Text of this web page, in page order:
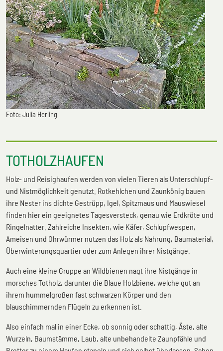
Foto: Julia Herling
TOTHOLZHAUFEN
Holz- und Reisighaufen werden von vielen Tieren als Unterschlupf-
und Nistmöglichkeit genutzt. Rotkehlchen und Zaunkönig bauen
ihre Nester ins dichte Gestrüpp, Igel, Spitzmaus und Mauswiesel
finden hier ein geeignetes Tagesversteck, genau wie Erdkröte und
Ringelnatter. Zahlreiche Insekten, wie Käfer, Schlupfwespen,
Ameisen und Ohrwürmer nutzen das Holz als Nahrung, Baumaterial,
Überwinterungsquartier oder zum Anlegen ihrer Nistgänge.
Auch eine kleine Gruppe an Wildbienen nagt ihre Nistgänge in
morsches Totholz, darunter die Blaue Holzbiene, welche gut an
ihrem hummelgroßen fast schwarzen Körper und den
blauschimmernden Flügeln zu erkennen ist.
Also einfach mal in einer Ecke, ob sonnig oder schattig, Äste, alte
Wurzeln, Baumstämme, Laub, alte unbehandelte Zaunpfähle und